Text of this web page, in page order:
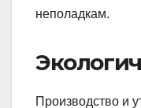
неполадкам.
Производство и